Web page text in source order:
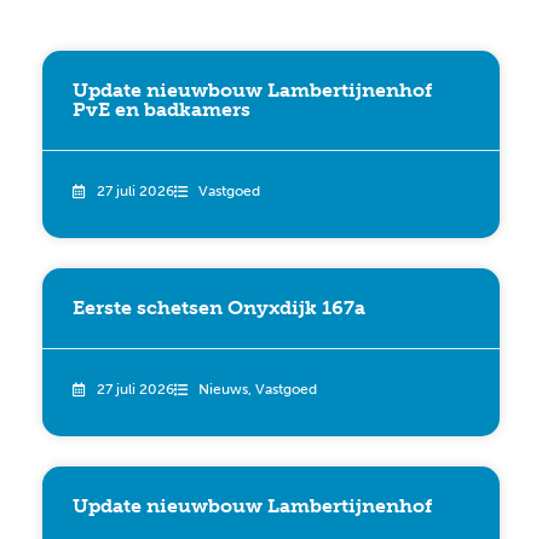
Update nieuwbouw Lambertijnenhof
PvE en badkamers
27 juli 2026 Vastgoed
Eerste schetsen Onyxdijk 167a
27 juli 2026 Nieuws, Vastgoed
Update nieuwbouw Lambertijnenhof